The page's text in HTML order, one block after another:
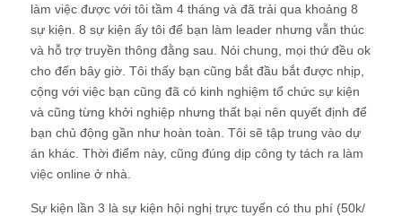
làm việc được với tôi tầm 4 tháng và đã trải qua khoảng 8
sự kiện. 8 sự kiện ấy tôi để bạn làm leader nhưng vẫn thúc
và hỗ trợ truyền thông đằng sau. Nói chung, mọi thứ đều ok
cho đến bây giờ. Tôi thấy bạn cũng bắt đầu bắt được nhịp,
cộng với việc bạn cũng đã có kinh nghiệm tổ chức sự kiện
và cũng từng khởi nghiệp nhưng thất bại nên quyết định để
bạn chủ động gần như hoàn toàn. Tôi sẽ tập trung vào dự
án khác. Thời điểm này, cũng đúng dịp công ty tách ra làm
việc online ở nhà.
Sự kiện lần 3 là sự kiện hội nghị trực tuyến có thu phí (50k/